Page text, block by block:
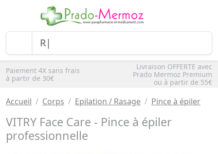
Paiement 4X sans frais
à partir de 30€
Livraison OFFERTE avec
Prado Mermoz Premium
ou à partir de 55€
Accueil Corps Epilation / Rasage Pince à épiler
VITRY Face Care - Pince à épiler
professionnelle